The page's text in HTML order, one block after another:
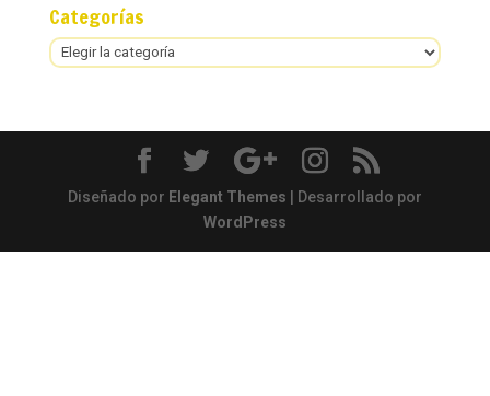
Categorías
Categorías
Diseñado por Elegant Themes | Desarrollado por
WordPress